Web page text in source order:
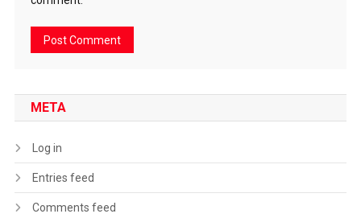
META
Log in
Entries feed
Comments feed